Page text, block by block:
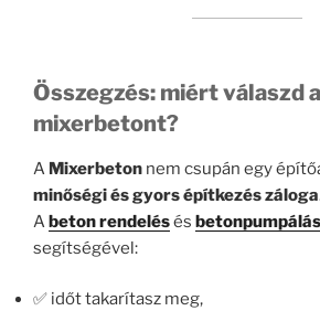
Összegzés: miért válaszd a
mixerbetont?
A Mixerbeton nem csupán egy
minőségi és gyors építkezés záloga
Abeton rendelésés
segítségével:
✅ időt takarítasz meg,